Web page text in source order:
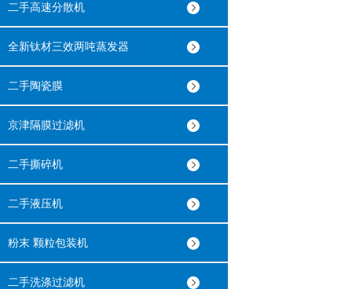
二手高速分散机
全新钛材三效两吨蒸发器
二手陶瓷膜
京津隔膜过滤机
二手撕碎机
二手液压机
粉末 颗粒包装机
二手洗涤过滤机